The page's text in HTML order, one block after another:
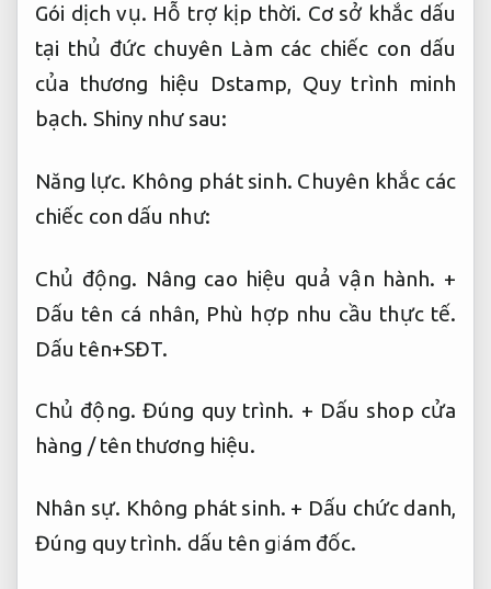
Gói dịch vụ. Hỗ trợ kịp thời. Cơ sở khắc dấu
tại thủ đức chuyên Làm các chiếc con dấu
của thương hiệu Dstamp, Quy trình minh
bạch. Shiny như sau:
Năng lực. Không phát sinh. Chuyên khắc các
chiếc con dấu như:
Chủ động. Nâng cao hiệu quả vận hành. +
Dấu tên cá nhân, Phù hợp nhu cầu thực tế.
Dấu tên+SĐT.
Chủ động. Đúng quy trình. + Dấu shop cửa
hàng / tên thương hiệu.
Nhân sự. Không phát sinh. + Dấu chức danh,
Đúng quy trình. dấu tên giám đốc.